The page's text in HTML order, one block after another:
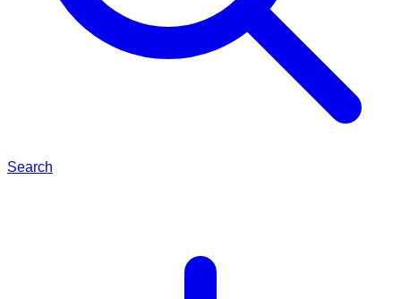
Search